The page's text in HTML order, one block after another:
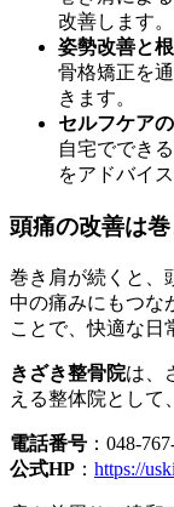
改善します。
姿勢改善と
骨格矯正を
きます。
セルフケア
自宅ででき
をアドバイス
頭痛の改善は
巻き肩が続くと、
中の痛みにもつな
ことで、快適な日
きざき整骨院は、
える整体院として
電話番号 ：
公式HP ： https://